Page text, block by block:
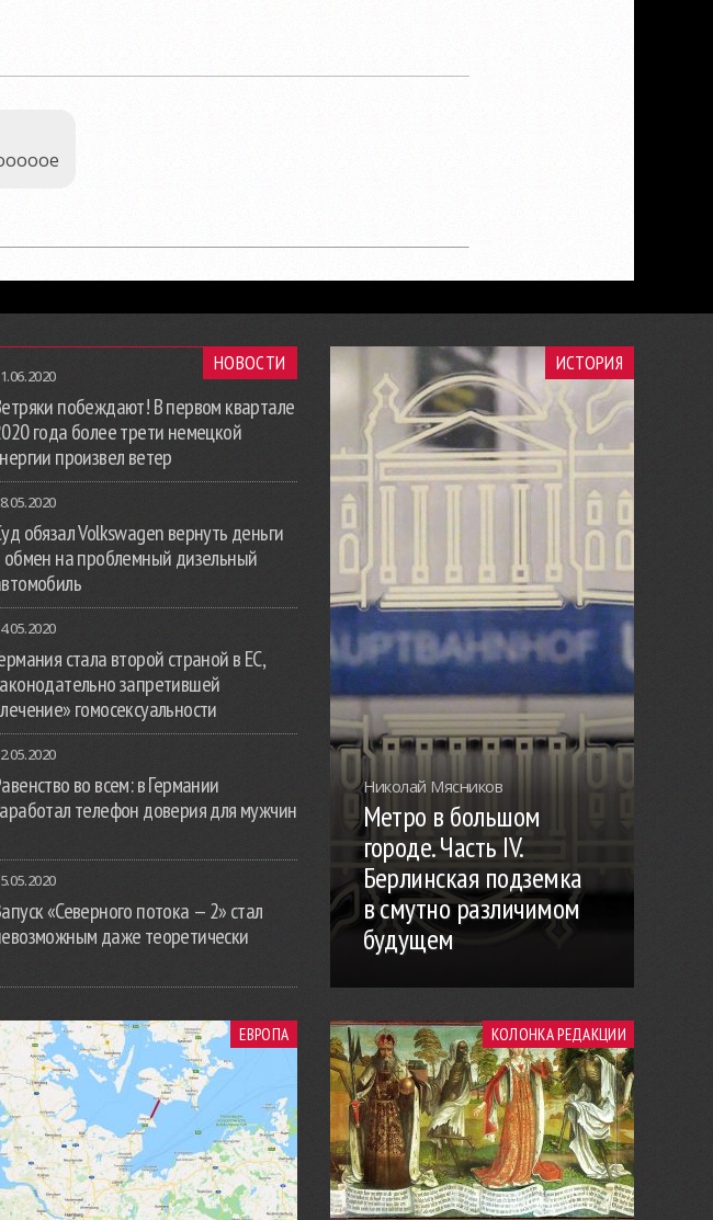
НОВОСТИ
побеждают! В первом квартале
года более трети немецкой
произвел ветер
обязал Volkswagen вернуть деньги
обмен на проблемный дизельный
стала второй страной в ЕС,
запретившей
гомосексуальности
во всем: в Германии
телефон доверия для мужчин
«Северного потока — 2» стал
даже теоретически
ИСТОРИЯ
Николай Мясников
Метро в большом
городе. Часть IV.
Берлинская подземка
в смутно различимом
будущем
ЕВРОПА КОЛОНКА РЕДАКЦИИ